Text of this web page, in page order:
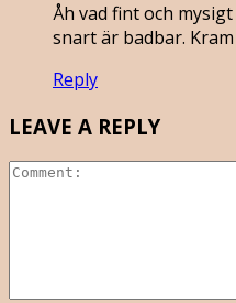
Åh vad fint och
snart är badbar. Kram
Reply
LEAVE A REPLY